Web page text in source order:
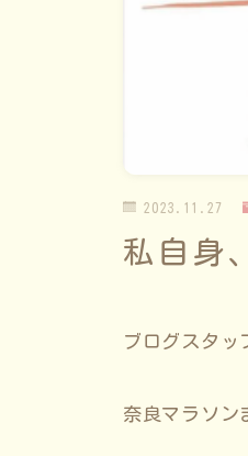
2023.11.27
私自身
ブログスタ
奈良マラソン